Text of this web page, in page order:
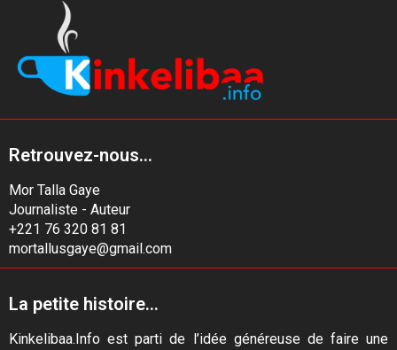
Retrouvez-nous...
Mor Talla Gaye
Journaliste - Auteur
+221 76 320 81 81
mortallusgaye@gmail.com
La petite histoire...
Kinkelibaa.Info est parti de l’idée généreuse de faire une